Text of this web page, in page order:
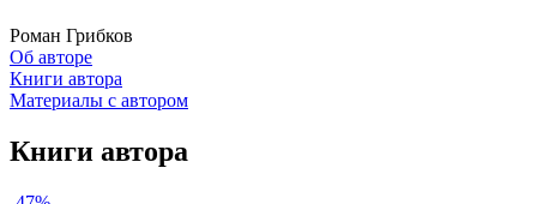
Роман Грибков
Об авторе
Книги автора
Материалы с автором
Книги автора